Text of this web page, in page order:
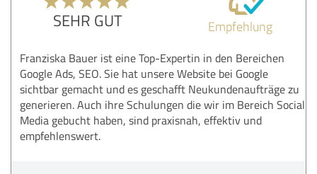
SEHR GUT Empfehlung
Franziska Bauer ist eine Top-Expertin in den Bereichen
Google Ads, SEO. Sie hat unsere Website bei Google
sichtbar gemacht und es geschafft Neukundenaufträge zu
generieren. Auch ihre Schulungen die wir im Bereich Social
Media gebucht haben, sind praxisnah, effektiv und
empfehlenswert.